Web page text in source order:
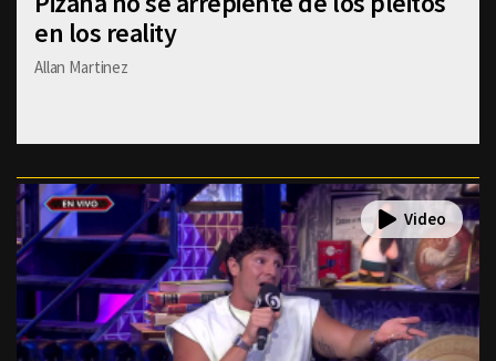
en los reality
Allan Martinez